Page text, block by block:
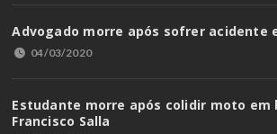
Advogado morre após sofrer acidente
04/03/2020
Estudante morre após colidir moto em
Francisco Salla